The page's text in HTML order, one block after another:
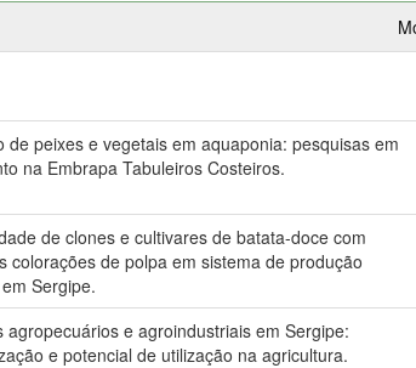
de peixes e vegetais em aquaponia: pesquisas em
na Embrapa Tabuleiros Costeiros.
de clones e cultivares de batata-doce com
colorações de polpa em sistema de produção
Sergipe.
agropecuários e agroindustriais em Sergipe:
e potencial de utilização na agricultura.